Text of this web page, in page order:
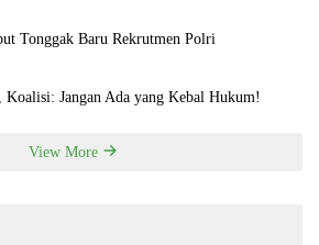
Tonggak Baru Rekrutmen Polri
Koalisi: Jangan Ada yang Kebal Hukum!
View More